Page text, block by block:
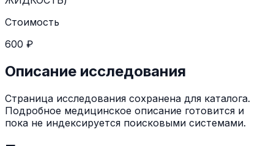
Стоимость
600 ₽
Описание исследования
Страница исследования сохранена для каталога.
Подробное медицинское описание готовится и
пока не индексируется поисковыми системами.